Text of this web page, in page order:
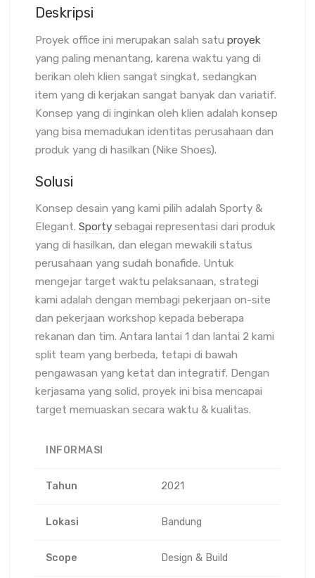
Deskripsi
Proyek office ini merupakan salah satu proyek
yang paling menantang, karena waktu yang di
berikan oleh klien sangat singkat, sedangkan
item yang di kerjakan sangat banyak dan variatif.
Konsep yang di inginkan oleh klien adalah konsep
yang bisa memadukan identitas perusahaan dan
produk yang di hasilkan (Nike Shoes).
Solusi
Konsep desain yang kami pilih adalah Sporty &
Elegant. Sporty sebagai representasi dari produk
yang di hasilkan, dan elegan mewakili status
perusahaan yang sudah bonafide. Untuk
mengejar target waktu pelaksanaan, strategi
kami adalah dengan membagi pekerjaan on-site
dan pekerjaan workshop kepada beberapa
rekanan dan tim. Antara lantai 1 dan lantai 2 kami
split team yang berbeda, tetapi di bawah
pengawasan yang ketat dan integratif. Dengan
kerjasama yang solid, proyek ini bisa mencapai
target memuaskan secara waktu & kualitas.
INFORMASI
Tahun 2021
Lokasi Bandung
Scope Design & Build